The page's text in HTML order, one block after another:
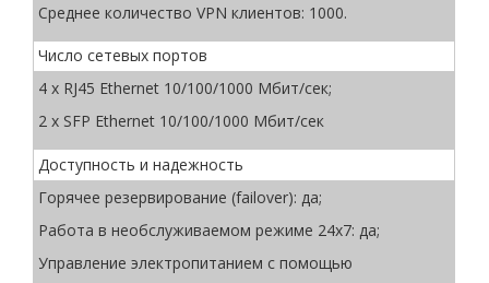
Среднее количество VPN клиентов: 1000.
Число сетевых портов
4 x RJ45 Ethernet 10/100/1000 Мбит/сек;
2 x SFP Ethernet 10/100/1000 Мбит/сек
Доступность и надежность
Горячее резервирование (failover): да;
Работа в необслуживаемом режиме 24х7: да;
Управление электропитанием с помощью